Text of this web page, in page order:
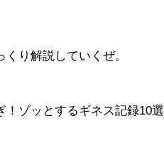
り解説していくぜ。
！ゾッとするギネス記録10選